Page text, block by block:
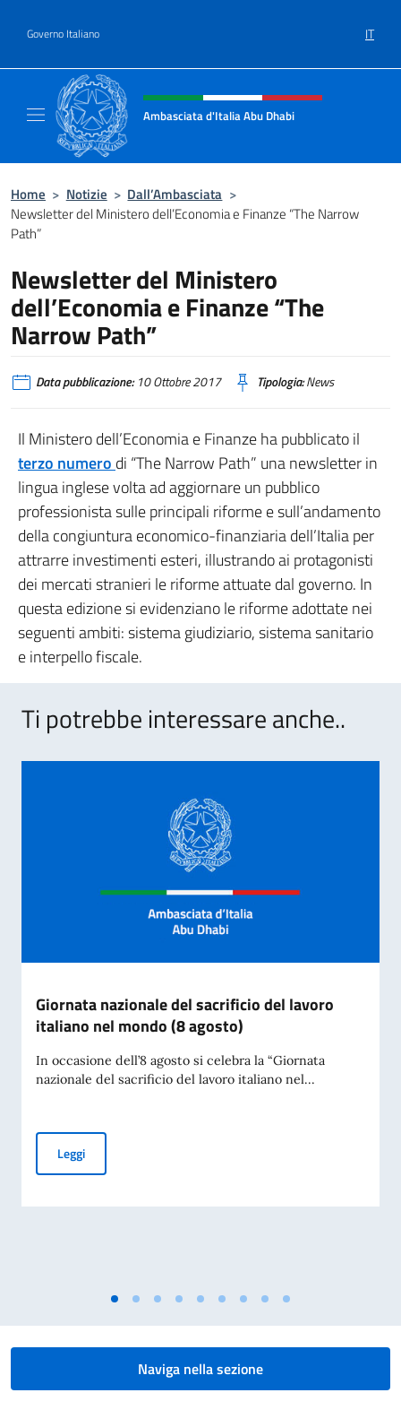
Governo Italiano IT
Intestazione sito, social e menù
Ambasciata d'Italia Abu Dhabi
Home > Notizie > Dall’Ambasciata >
Newsletter del Ministero dell’Economia e Finanze “The Narrow
Path”
Newsletter del Ministero
dell’Economia e Finanze “The
Narrow Path”
Data pubblicazione:10 Ottobre 2017 Tipologia:News
Il Ministero dell’Economia e Finanze ha pubblicato il
terzo numero di “The Narrow Path” una newsletter in
lingua inglese volta ad aggiornare un pubblico
professionista sulle principali riforme e sull’andamento
della congiuntura economico-finanziaria dell’Italia per
attrarre investimenti esteri, illustrando ai protagonisti
dei mercati stranieri le riforme attuate dal governo. In
questa edizione si evidenziano le riforme adottate nei
seguenti ambiti: sistema giudiziario, sistema sanitario
e interpello fiscale.
Ti potrebbe interessare anche..
Giornata nazionale del sacrificio del lavoro
italiano nel mondo (8 agosto)
In occasione dell’8 agosto si celebra la “Giornata
nazionale del sacrificio del lavoro italiano nel...
LeggiGiornata nazionale del sacrificio del lavoro italiano nel
Naviga nella sezione